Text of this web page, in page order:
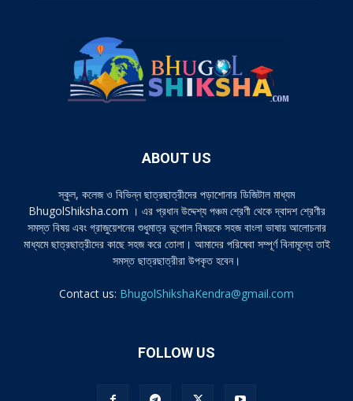
ABOUT US
স্কুল, কলেজ ও বিভিন্ন ছাত্রছাত্রীদের পড়াশোনার ডিজিটাল মাধ্যম
BhugolShiksha.com । এর প্রধান উদ্দেশ্য পঞ্চম শ্রেণী থেকে দ্বাদশ শ্রেণীর
সমস্ত বিষয় এবং গ্রাজুয়েশনের শুধুমাত্র ভূগোল বিষয়কে সহজ বাংলা ভাষায় আলোচনার
মাধ্যমে ছাত্রছাত্রীদের কাছে সহজ করে তোলা। আমাদের পরিষেবা সম্পূর্ণ বিনামূল্যে তাই
সমস্ত ছাত্রছাত্রীরা উপকৃত হবেন।
Contact us: BhugolShikshaKendra@gmail.com
FOLLOW US